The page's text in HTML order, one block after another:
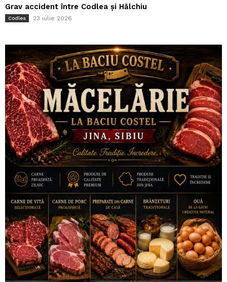
Grav accident între Codlea și Hălchiu
Codlea 23 iulie 2026